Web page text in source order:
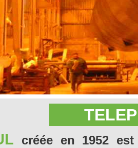
créée en 1952